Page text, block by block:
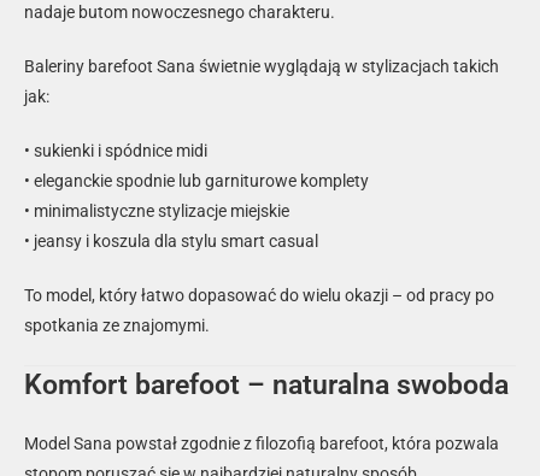
nadaje butom nowoczesnego charakteru.
Baleriny barefoot Sana świetnie wyglądają w stylizacjach takich
jak:
• sukienki i spódnice midi
• eleganckie spodnie lub garniturowe komplety
• minimalistyczne stylizacje miejskie
• jeansy i koszula dla stylu smart casual
To model, który łatwo dopasować do wielu okazji – od pracy po
spotkania ze znajomymi.
Komfort barefoot – naturalna swoboda
Model Sana powstał zgodnie z filozofią barefoot, która pozwala